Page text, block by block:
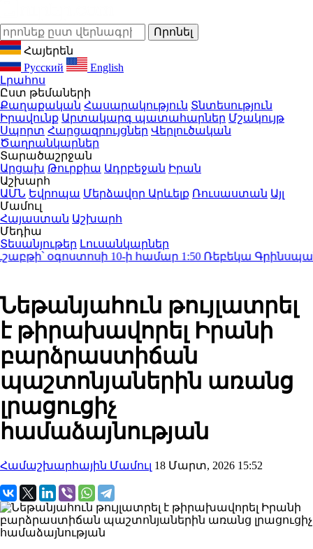
Հայերեն
Русский
English
Լրահոս
Ըստ թեմաների
Քաղաքական Հասարակություն Տնտեսություն
Իրավունք Արտակարգ պատահարներ Մշակույթ
Սպորտ Հարցազրույցներ Վերլուծական
Ծաղրանկարներ
Տարածաշրջան
Արցախ Թուրքիա Ադրբեջան Իրան
Աշխարհ
ԱՄՆ Եվրոպա Մերձավոր Արևելք Ռուսաստան Այլ
Մամուլ
Հայաստան Աշխարհ
Մեդիա
Տեսանյութեր Լուսանկարներ
օգոստոսի 10-ի համար1:50Ռեբեկա Գրինսպանը
Նեթանյահուն թույլատրել
է թիրախավորել Իրանի
բարձրաստիճան
պաշտոնյաներին առանց
լրացուցիչ
համաձայնության
Համաշխարհային Մամուլ 18 Մարտ, 2026 15:52